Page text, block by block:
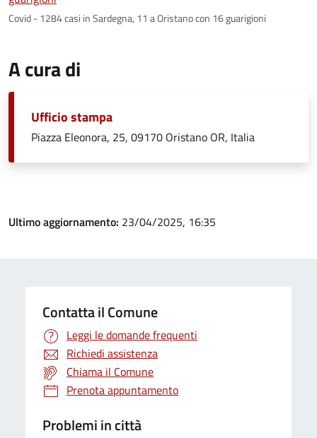
Covid - 1284 casi in Sardegna, 11 a Oristano con 16 guarigioni
A cura di
Ufficio stampa
Piazza Eleonora, 25, 09170 Oristano OR, Italia
Ultimo aggiornamento: 23/04/2025, 16:35
Contatta il Comune
Leggi le domande frequenti
Richiedi assistenza
Chiama il Comune
Prenota appuntamento
Problemi in città